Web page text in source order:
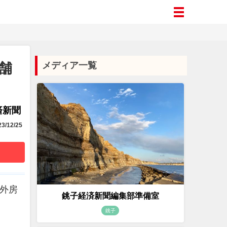
聞
12/25
房
メディア一覧
銚子経済新聞編集部準備室
銚子